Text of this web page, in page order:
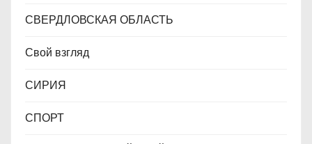
СВЕРДЛОВСКАЯ ОБЛАСТЬ
Свой взгляд
СИРИЯ
СПОРТ